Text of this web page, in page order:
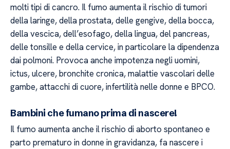
molti tipi di cancro. Il fumo aumenta il rischio di tumori
della laringe, della prostata, delle gengive, della bocca,
della vescica, dell’esofago, della lingua, del pancreas,
delle tonsille e della cervice, in particolare la dipendenza
dai polmoni. Provoca anche impotenza negli uomini,
ictus, ulcere, bronchite cronica, malattie vascolari delle
gambe, attacchi di cuore, infertilità nelle donne e BPCO.
Bambini che fumano prima di nascere!
Il fumo aumenta anche il rischio di aborto spontaneo e
parto prematuro in donne in gravidanza, fa nascere i